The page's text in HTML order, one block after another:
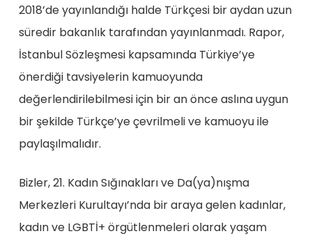
2018’de yayınlandığı halde Türkçesi bir aydan uzun
süredir bakanlık tarafından yayınlanmadı. Rapor,
İstanbul Sözleşmesi kapsamında Türkiye’ye
önerdiği tavsiyelerin kamuoyunda
değerlendirilebilmesi için bir an önce aslına uygun
bir şekilde Türkçe’ye çevrilmeli ve kamuoyu ile
paylaşılmalıdır.
Bizler, 21. Kadın Sığınakları ve Da(ya)nışma
Merkezleri Kurultayı’nda bir araya gelen kadınlar,
kadın ve LGBTİ+ örgütlenmeleri olarak yaşam